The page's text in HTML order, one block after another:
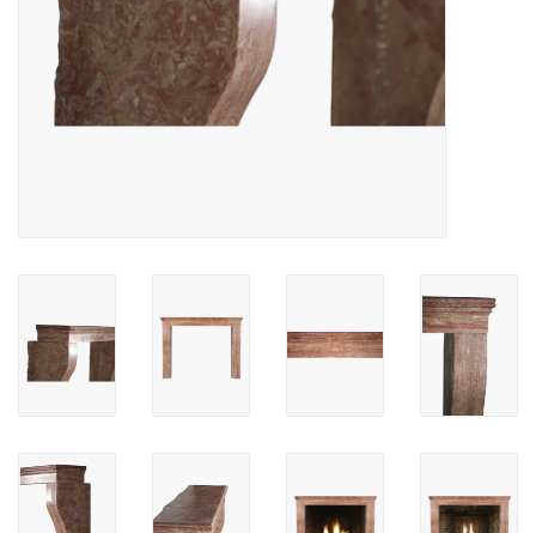
Vloeren - Steen, Terra Cotta
& Marmer
Outlet
AI-Ready Database
Login